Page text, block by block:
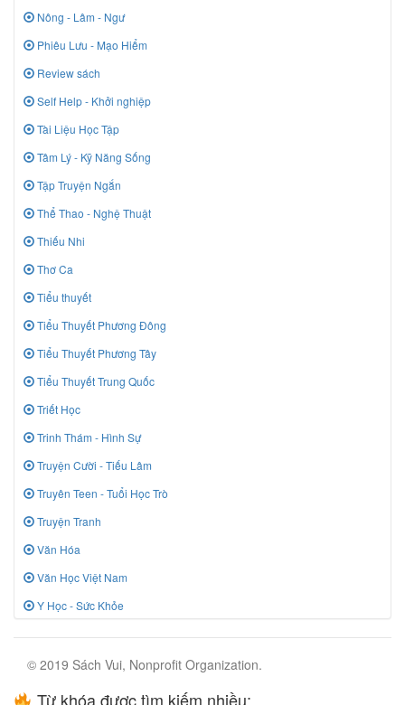
Nông - Lâm - Ngư
Phiêu Lưu - Mạo Hiểm
Review sách
Self Help - Khởi nghiệp
Tài Liệu Học Tập
Tâm Lý - Kỹ Năng Sống
Tập Truyện Ngắn
Thể Thao - Nghệ Thuật
Thiếu Nhi
Thơ Ca
Tiểu thuyết
Tiểu Thuyết Phương Đông
Tiểu Thuyết Phương Tây
Tiểu Thuyết Trung Quốc
Triết Học
Trinh Thám - Hình Sự
Truyện Cười - Tiếu Lâm
Truyên Teen - Tuổi Học Trò
Truyện Tranh
Văn Hóa
Văn Học Việt Nam
Y Học - Sức Khỏe
© 2019 Sách Vui, Nonprofit Organization.
Từ khóa được tìm kiếm nhiều: